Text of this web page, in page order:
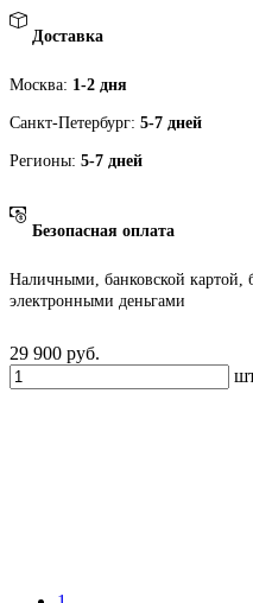
Доставка
Москва: 1-2 дня
Санкт-Петербург: 5-7 дней
Регионы: 5-7 дней
Безопасная оплата
Наличными, банковской картой,
электронными деньгами
29 900 руб.